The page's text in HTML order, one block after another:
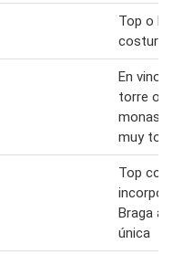
Top o
En vinos
torre
muy top
Top con
Braga
única